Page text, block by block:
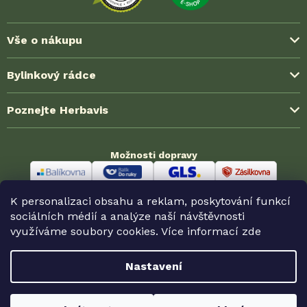
K personalizaci obsahu a reklam, poskytování funkcí
sociálních médií a analýze naší návštěvnosti
využíváme soubory cookies. Více informací zde
Nastavení
Vše o nákupu
Způsoby platby
Možnosti dopravy
Jak nakoupit?
Ochrana soukromí (GDPR)
Reklamace a vrácení
Odstoupení od smlouvy
Bylinkový rádce
Blog ze světa bylinek
Časté dotazy (FAQ)
Velkoobchodní spolupráce
Poznejte Herbavis
Kontakt
Odměny HerbaKlubu
Možnosti dopravy
Možnosti platby